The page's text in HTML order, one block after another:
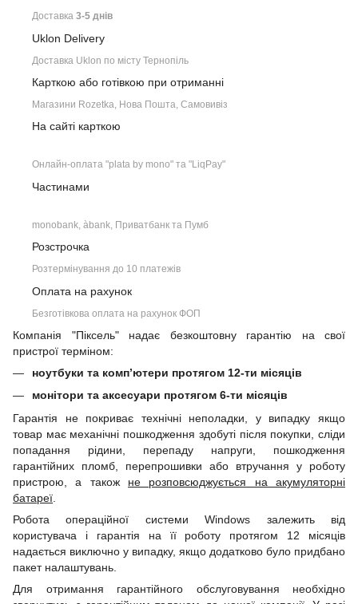
Доставка 3-5 днів
Uklon Delivery
Доставка Uklon по місту Тернопіль
Карткою або готівкою при отриманні
Магазини Rozetka, Нова Пошта, Самовивіз
На сайті карткою
Онлайн-оплата "plata by mono" та "LiqPay"
Частинами
monobank, àbank, Приватбанк та Пумб
Розстрочка
Розтермінування до 10 платежів
Оплата на рахунок
Безготівкова оплата на рахунок ФОП
Компанія "Піксель" надає безкоштовну гарантію на свої
пристрої терміном:
ноутбуки та комп’ютери протягом 12-ти місяців
монітори та аксесуари протягом 6-ти місяців
Гарантія не покриває технічні неполадки, у випадку якщо
товар має механічні пошкодження здобуті після покупки, сліди
попадання рідини, перепаду напруги, пошкодження
гарантійних пломб, перепрошивки або втручання у роботу
пристрою, а також не розповсюджується на акумуляторні
батареї
Робота операційної системи Windows залежить від
користувача і гарантія на її роботу протягом 12 місяців
надається виключно у випадку, якщо додатково було придбано
пакет налаштувань.
Для отримання гарантійного обслуговування необхідно